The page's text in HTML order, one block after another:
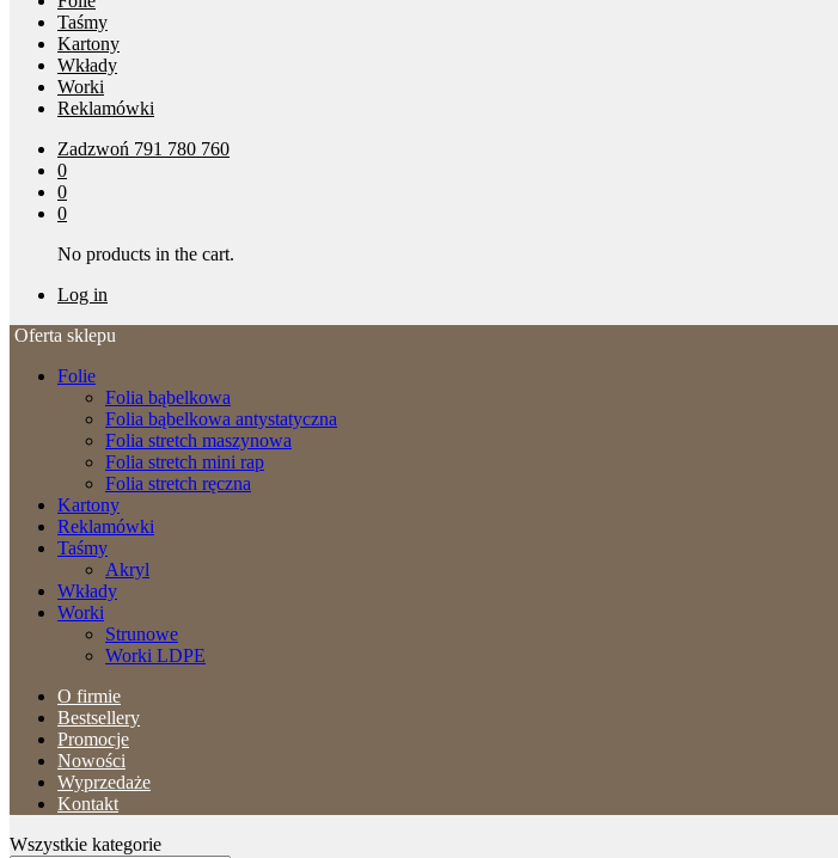
Taśmy
Kartony
Wkłady
Worki
Reklamówki
Zadzwoń 791 780 760
0
0
0
No products in the cart.
Log in
Oferta sklepu
Folie
Folia bąbelkowa
Folia bąbelkowa antystatyczna
Folia stretch maszynowa
Folia stretch mini rap
Folia stretch ręczna
Kartony
Reklamówki
Taśmy
Akryl
Wkłady
Worki
Strunowe
Worki LDPE
O firmie
Bestsellery
Promocje
Nowości
Wyprzedaże
Kontakt
Wszystkie kategorie